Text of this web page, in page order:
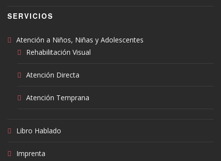
SERVICIOS
Atención a Niños, Niñas y Adolescentes
Rehabilitación Visual
Atención Directa
Atención Temprana
Libro Hablado
Imprenta